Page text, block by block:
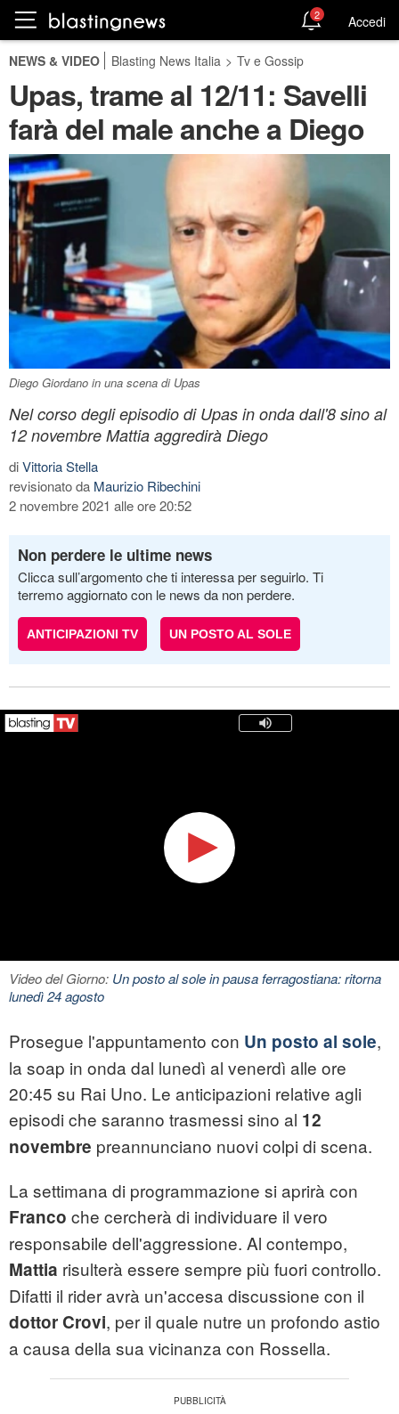
2 Accedi
NEWS & VIDEO Blasting News Italia > Tv e Gossip
Upas, trame al 12/11: Savelli
farà del male anche a Diego
Diego Giordano in una scena di Upas
Nel corso degli episodio di Upas in onda dall'8 sino al
12 novembre Mattia aggredirà Diego
diVittoria Stella
revisionato da Maurizio Ribechini
2 novembre 2021 alle ore 20:52
Non perdere le ultime news
Clicca sull’argomento che ti interessa per seguirlo. Ti
terremo aggiornato con le news da non perdere.
ANTICIPAZIONI TV UN POSTO AL SOLE
Video del Giorno: Un posto al sole in pausa ferragostiana: ritorna
lunedì 24 agosto
Prosegue l'appuntamento con Un posto al sole,
la soap in onda dal lunedì al venerdì alle ore
20:45 su Rai Uno. Le anticipazioni relative agli
episodi che saranno trasmessi sino al 12
novembre preannunciano nuovi colpi di scena.
La settimana di programmazione si aprirà con
Franco che cercherà di individuare il vero
responsabile dell'aggressione. Al contempo,
Mattia risulterà essere sempre più fuori controllo.
Difatti il rider avrà un'accesa discussione con il
dottor Crovi, per il quale nutre un profondo astio
a causa della sua vicinanza con Rossella.